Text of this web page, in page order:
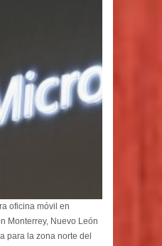
oficina móvil en
Monterrey, Nuevo León
para la zona norte del